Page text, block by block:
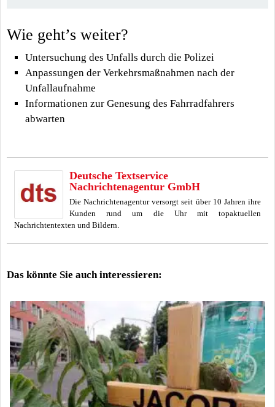
Wie geht’s weiter?
Untersuchung des Unfalls durch die Polizei
Anpassungen der Verkehrsmaßnahmen nach der
Unfallaufnahme
Informationen zur Genesung des Fahrradfahrers
abwarten
Deutsche Textservice
Nachrichtenagentur GmbH
Die Nachrichtenagentur versorgt seit über 10 Jahren ihre
Kunden rund um die Uhr mit topaktuellen
Nachrichtentexten und Bildern.
Das könnte Sie auch interessieren: